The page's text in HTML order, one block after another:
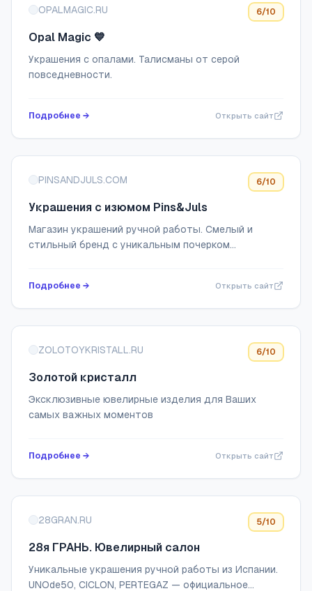
OPALMAGIC.RU 6/10
Opal Magic 💙
Украшения с опалами. Талисманы от серой
повседневности.
Подробнее → Открыть сайт
PINSANDJULS.COM 6/10
Украшения с изюмом Pins&Juls
Магазин украшений ручной работы. Смелый и
стильный бренд с уникальным почерком
Подробнее → Открыть сайт
ZOLOTOYKRISTALL.RU 6/10
Золотой кристалл
Эксклюзивные ювелирные изделия для Ваших
самых важных моментов
Подробнее → Открыть сайт
28GRAN.RU 5/10
28я ГРАНЬ. Ювелирный салон
Уникальные украшения ручной работы из Испании.
UNOde50, CICLON, PERTEGAZ — официальное